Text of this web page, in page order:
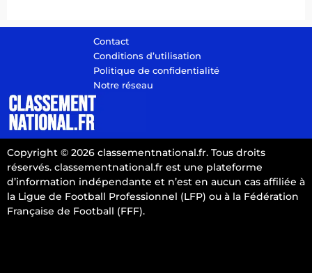
Contact
Conditions d’utilisation
Politique de confidentialité
Notre réseau
Copyright © 2026 classementnational.fr. Tous droits
réservés. classementnational.fr est une plateforme
d’information indépendante et n’est en aucun cas affiliée à
la Ligue de Football Professionnel (LFP) ou à la Fédération
Française de Football (FFF).